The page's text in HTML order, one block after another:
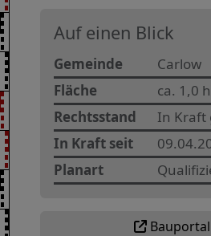
Auf einen Blick
Gemeinde
Carlow
Fläche
ca. 1,0
Rechtsstand
In Kraft
In Kraft seit
Planart